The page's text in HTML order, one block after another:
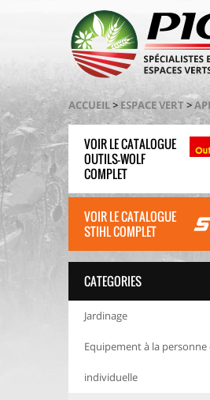
ACCUEIL> ESPACE VERT >
VOIR LE CATALOGUE
OUTILS-WOLF
COMPLET
VOIR LE CATALOGUE
STIHL COMPLET
CATEGORIES
Jardinage
Equipement à la
individuelle